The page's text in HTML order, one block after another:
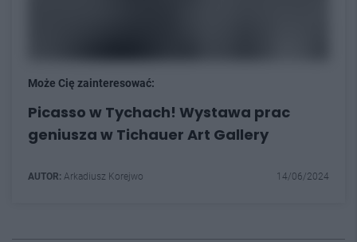
Może Cię zainteresować:
Picasso w Tychach! Wystawa prac
geniusza w Tichauer Art Gallery
AUTOR: Arkadiusz Korejwo 14/06/2024